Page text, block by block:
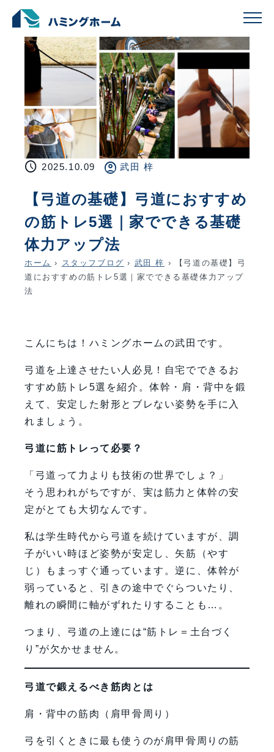
schedule 2025.10.09 account_circle 武田 梓
【弓道の基礎】弓道におすすめ
の筋トレ5選｜家でできる基礎
体力アップ法
ホーム › スタッフブログ › 武田 梓 › 【弓道の基礎】弓
道におすすめの筋トレ5選｜家でできる基礎体力アップ
法
こんにちは！ハミングホームの武田です。
弓道を上達させたい人必見！自宅でできるお
すすめ筋トレ5選を紹介。体幹・肩・背中を鍛
えて、安定した射形とブレない姿勢を手に入
れましょう。
弓道に筋トレって必要？
「弓道って力よりも技術の世界でしょ？」
そう思われがちですが、実は筋力と体幹の安
定がとても大切なんです。
私は学生時代から弓道を続けていますが、調
子がいい時ほど姿勢が安定し、矢筋（やす
じ）もまっすぐ通っています。逆に、体幹が
弱っていると、引きの途中でぐらついたり、
離れの瞬間に軸がずれたりすることも…。
つまり、弓道の上達には“筋トレ＝土台づく
り”が欠かせません。
弓道で鍛えるべき筋肉とは
肩・背中の筋肉（肩甲骨周り）
弓を引くときに最も使うのが肩甲骨周りの筋